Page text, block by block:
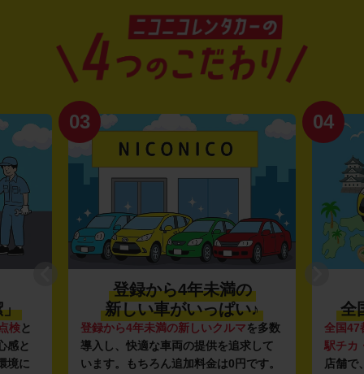
」
検と
感と
境に
03
登録から4年未満の
新しい車がいっぱい♪
登録から4年未満の新しいクルマを多数
導入し、快適な車両の提供を追求して
います。もちろん追加料金は0円です。
04
全
全国47
駅チカ
店舗で